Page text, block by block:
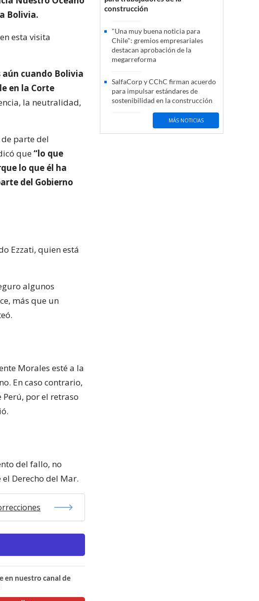
Bolivia.
esta visita
aún cuando Bolivia
en la Corte
la neutralidad,
parte del
que“lo que
lo que él ha
del Gobierno
Ezzati, quien está
algunos
más que un
Morales esté a la
En caso contrario,
por el retraso
del fallo, no
Derecho del Mar.
en nuestro canal de
construcción
"Una muy buena noticia para
Chile": gremios empresariales
destacan aprobación de la
megarreforma
SalfaCorp y CChC firman acuerdo
para impulsar estándares de
sostenibilidad en la construcción
MÁS NOTICIAS